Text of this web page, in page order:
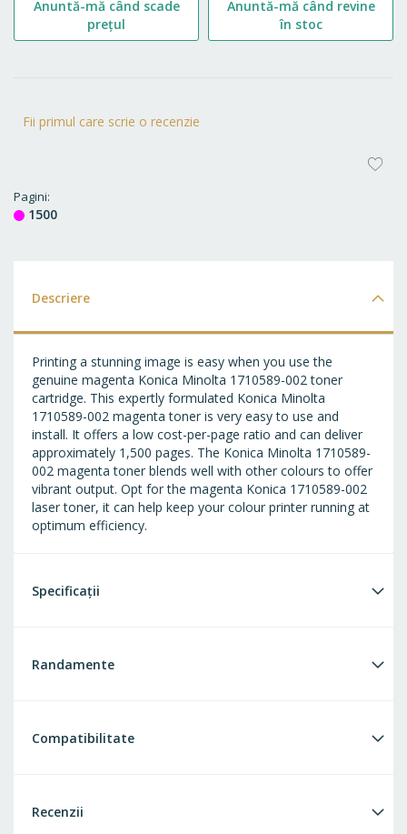
Fii primul care scrie o recenzie
Pagini
1500
Anuntă-mă când scade
prețul
Anuntă-mă când revine
în stoc
Descriere
Printing a stunning image is easy when you use the
genuine magenta Konica Minolta 1710589-002 toner
cartridge. This expertly formulated Konica Minolta
1710589-002 magenta toner is very easy to use and
install. It offers a low cost-per-page ratio and can deliver
approximately 1,500 pages. The Konica Minolta 1710589-
002 magenta toner blends well with other colours to offer
vibrant output. Opt for the magenta Konica 1710589-002
laser toner, it can help keep your colour printer running at
optimum efficiency.
Specificații
Randamente
Compatibilitate
Recenzii